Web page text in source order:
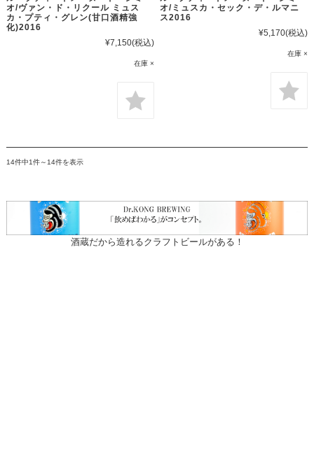
オ/ヴァン・ド・リクール ミュス
カ・プティ・グレン(甘口酒精強
化)2016
¥7,150(税込)
在庫 ×
オ/ミュスカ・セック・デ・ルマニ
ス2016
¥5,170(税込)
在庫 ×
14件中1件～14件を表示
酒蔵だから造れるクラフトビールがある！